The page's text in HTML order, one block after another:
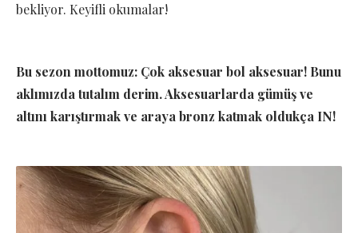
bekliyor. Keyifli okumalar!
Bu sezon mottomuz: Çok aksesuar bol aksesuar! Bunu
aklımızda tutalım derim. Aksesuarlarda gümüş ve
altını karıştırmak ve araya bronz katmak oldukça IN!